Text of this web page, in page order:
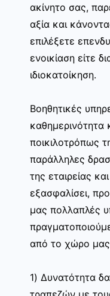
ακίνητο σας,
αξία και
επιλέξετε
ενοικίαση είτε
ιδιοκατοίκηση.
Βοηθητικές
ποικιλοτρόπως
παράλληλες
της εταιρείας
εξασφαλίσει,
μας πολλαπλές
από το χώρο
1) Δυνατότητα